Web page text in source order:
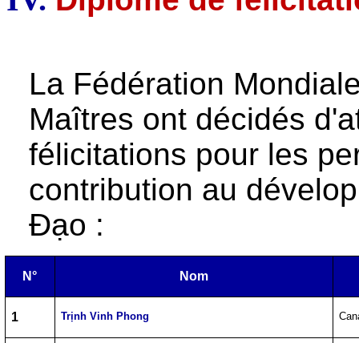
La Fédération
Maîtres ont décidés
félicitations pour les
contribution au
Đạo :
N° Nom
1 Trịnh Vinh Phong